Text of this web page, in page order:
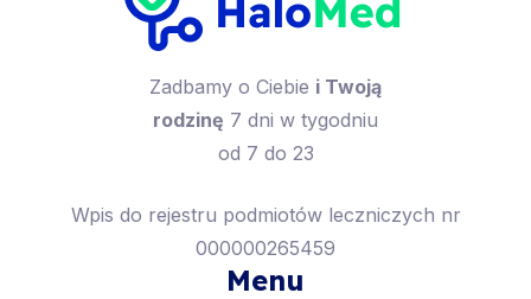
Zadbamy o Ciebie i Twoją
rodzinę 7 dni w tygodniu
od 7 do 23
Wpis do rejestru podmiotów leczniczych nr
000000265459
Menu